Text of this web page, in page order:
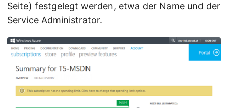
Seite) festgelegt werden, etwa der Name und der
Service Administrator.